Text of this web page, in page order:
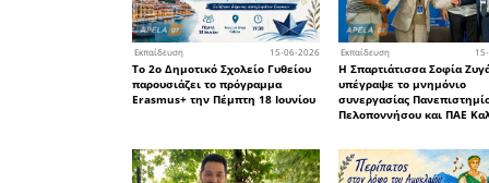
μονάδων